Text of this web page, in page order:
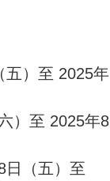
五）至 2025年
）至 2025年8
日（五）至